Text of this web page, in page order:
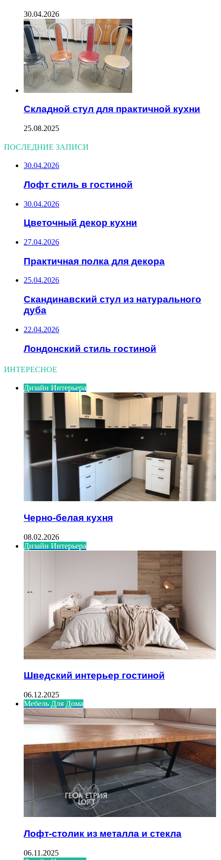
30.04.2026
Складной стул для практичной кухни
25.08.2025
ПОСЛЕДНИЕ ЗАПИСИ
30.04.2026
Лофт стиль в гостиной
30.04.2026
Цветочный декор кухни
27.04.2026
Практичная полка для декора
25.04.2026
Скандинавский стул из натурального
дуба
22.04.2026
Лондонский стиль гостиной
ИНТЕРЕСНОЕ
Дизайн Интерьера
Черно-белая кухня
08.02.2026
Дизайн Интерьера
Шведский интерьер гостиной
06.12.2025
Мебель Для Дома
Лофт-столик из металла и стекла
06.11.2025